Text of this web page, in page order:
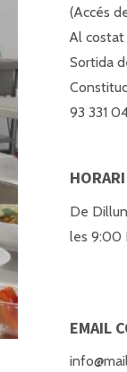
(Accés
Al costat
Sortida
93 331
De
les 9:00
EMAIL